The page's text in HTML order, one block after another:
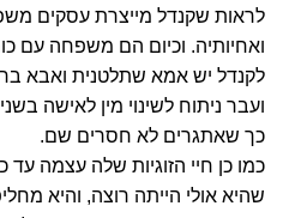
לראות שקנדל מייצרת עסקים
ואחיותיה. וכיום הם משפחה עם
לקנדל יש אמא שתלטנית ואבא
ועבר ניתוח לשינוי מין לאישה
כך שאתגרים לא חסרים שם.
כמו כן חיי הזוגיות שלה עצמה עד
שהיא אולי הייתה רוצה, והיא